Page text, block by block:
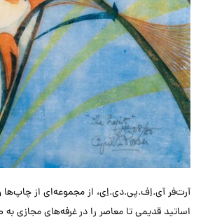
آرت‌فر آی.اِف.پی.دی.اِی، از مجموعه‌ای از
اساتید قدیمی تا معاصر را در غرفه‌های مجازی به